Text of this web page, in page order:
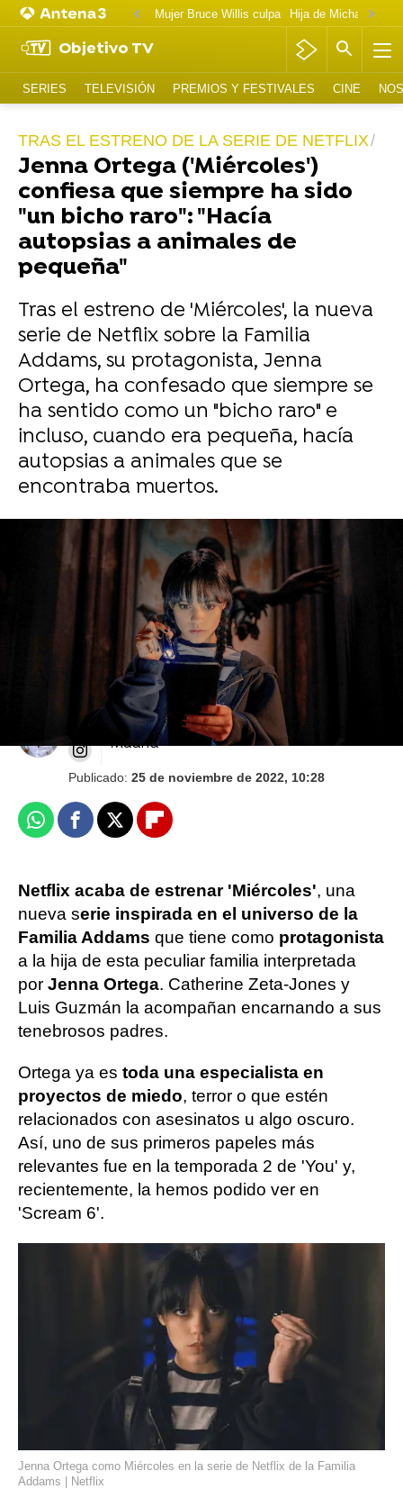
Mujer Bruce Willis culpa
Objetivo TV
SERIES TELEVISIÓN PREMIOS Y FESTIVALES CINE
TRAS EL ESTRENO DE LA SERIE DE NETFLIX
Jenna Ortega ('Miércoles')
confiesa que siempre ha sido
"un bicho raro": "Hacía
autopsias a animales de
pequeña"
Tras el estreno de 'Miércoles', la nueva
serie de Netflix sobre la Familia
Addams, su protagonista, Jenna
Ortega, ha confesado que siempre se
ha sentido como un "bicho raro" e
incluso, cuando era pequeña, hacía
autopsias a animales que se
encontraba muertos.
Christina Ricci confiesa por qué ha regresado
al universo de la familia Addams con
'Miércoles'
J. Carlos López Ruedas
Madrid
Publicado: 25 de noviembre de 2022, 10:28
WhatsappFacebook
X Flipboard
Netflix acaba de estrenar 'Miércoles', una
nueva serie inspirada en el universo de la
Familia Addams que tiene como protagonista
a la hija de esta peculiar familia interpretada
por Jenna Ortega. Catherine Zeta-Jones y
Luis Guzmán la acompañan encarnando a sus
tenebrosos padres.
Ortega ya es toda una especialista en
proyectos de miedo, terror o que estén
relacionados con asesinatos u algo oscuro.
Así, uno de sus primeros papeles más
relevantes fue en la temporada 2 de 'You' y,
recientemente, la hemos podido ver en
'Scream 6'.
Jenna Ortega como Miércoles en la serie de Netflix de la Familia
Addams | Netflix